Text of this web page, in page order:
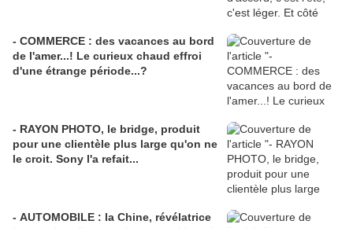
- COMMERCE : des vacances au bord
de l'amer...! Le curieux chaud effroi
d'une étrange période...?
- RAYON PHOTO, le bridge, produit
pour une clientèle plus large qu'on ne
le croit. Sony l'a refait...
- AUTOMOBILE : la Chine, révélatrice